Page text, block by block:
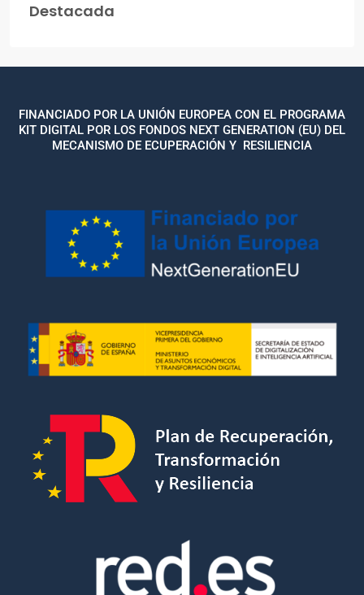
Destacada
FINANCIADO POR LA UNIÓN EUROPEA CON EL PROGRAMA
KIT DIGITAL POR LOS FONDOS NEXT GENERATION (EU) DEL
MECANISMO DE ECUPERACIÓN Y RESILIENCIA